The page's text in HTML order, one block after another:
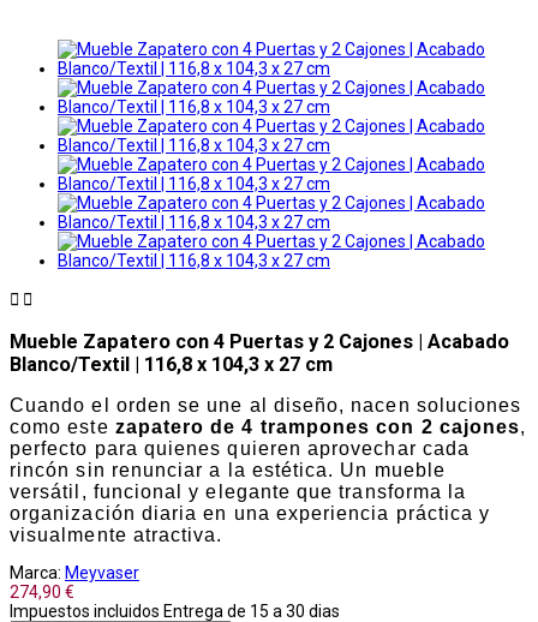
 
Mueble Zapatero con 4 Puertas y 2 Cajones | Acabado
Blanco/Textil | 116,8 x 104,3 x 27 cm
Cuando el orden se une al diseño, nacen soluciones
como este zapatero de 4 trampones con 2 cajones,
perfecto para quienes quieren aprovechar cada
rincón sin renunciar a la estética. Un mueble
versátil, funcional y elegante que transforma la
organización diaria en una experiencia práctica y
visualmente atractiva.
Marca: Meyvaser
274,90 €
Impuestos incluidos Entrega de 15 a 30 dias